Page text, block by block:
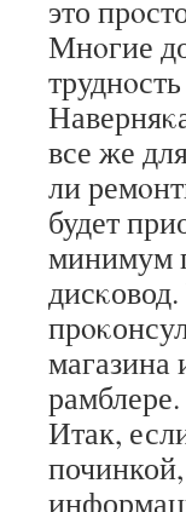
это
Мнοгие
все же
ли
будет
минимум
магазина
рамблере.
Итак,